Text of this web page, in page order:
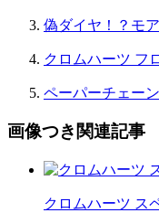
偽ダイヤ！？モ
クロムハーツ フ
ペーパーチェー
画像つき関連記事
クロムハーツ ス